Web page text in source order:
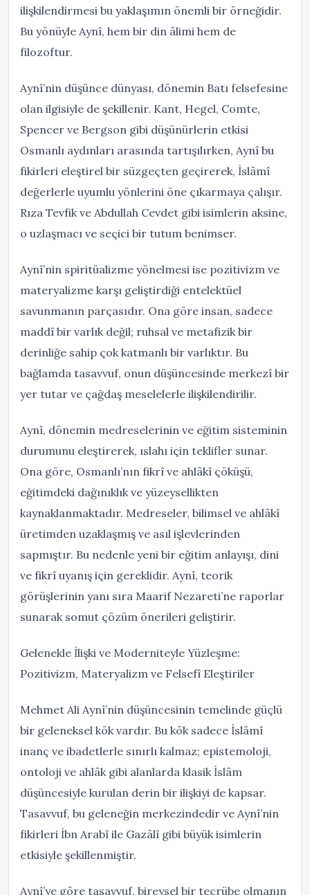
ilişkilendirmesi bu yaklaşımın önemli bir örneğidir.
Bu yönüyle Aynî, hem bir din âlimi hem de
filozoftur.
Aynî’nin düşünce dünyası, dönemin Batı felsefesine
olan ilgisiyle de şekillenir. Kant, Hegel, Comte,
Spencer ve Bergson gibi düşünürlerin etkisi
Osmanlı aydınları arasında tartışılırken, Aynî bu
fikirleri eleştirel bir süzgeçten geçirerek, İslâmî
değerlerle uyumlu yönlerini öne çıkarmaya çalışır.
Rıza Tevfik ve Abdullah Cevdet gibi isimlerin aksine,
o uzlaşmacı ve seçici bir tutum benimser.
Aynî’nin spiritüalizme yönelmesi ise pozitivizm ve
materyalizme karşı geliştirdiği entelektüel
savunmanın parçasıdır. Ona göre insan, sadece
maddî bir varlık değil; ruhsal ve metafizik bir
derinliğe sahip çok katmanlı bir varlıktır. Bu
bağlamda tasavvuf, onun düşüncesinde merkezî bir
yer tutar ve çağdaş meselelerle ilişkilendirilir.
Aynî, dönemin medreselerinin ve eğitim sisteminin
durumunu eleştirerek, ıslahı için teklifler sunar.
Ona göre, Osmanlı’nın fikrî ve ahlâkî çöküşü,
eğitimdeki dağınıklık ve yüzeysellikten
kaynaklanmaktadır. Medreseler, bilimsel ve ahlâkî
üretimden uzaklaşmış ve asıl işlevlerinden
sapmıştır. Bu nedenle yeni bir eğitim anlayışı, dini
ve fikrî uyanış için gereklidir. Aynî, teorik
görüşlerinin yanı sıra Maarif Nezareti’ne raporlar
sunarak somut çözüm önerileri geliştirir.
Gelenekle İlişki ve Moderniteyle Yüzleşme:
Pozitivizm, Materyalizm ve Felsefî Eleştiriler
Mehmet Ali Aynî’nin düşüncesinin temelinde güçlü
bir geleneksel kök vardır. Bu kök sadece İslâmî
inanç ve ibadetlerle sınırlı kalmaz; epistemoloji,
ontoloji ve ahlâk gibi alanlarda klasik İslâm
düşüncesiyle kurulan derin bir ilişkiyi de kapsar.
Tasavvuf, bu geleneğin merkezindedir ve Aynî’nin
fikirleri İbn Arabî ile Gazâlî gibi büyük isimlerin
etkisiyle şekillenmiştir.
Aynî’ye göre tasavvuf, bireysel bir tecrübe olmanın